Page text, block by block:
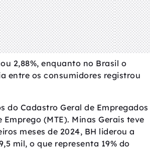
2,88%, enquanto no Brasil o
entre os consumidores registrou
do Cadastro Geral de Empregados
(MTE). Minas Gerais teve
meses de 2024, BH liderou a
mil, o que representa 19% do